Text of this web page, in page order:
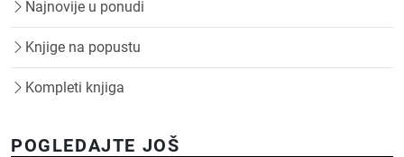
Najnovije u ponudi
Knjige na popustu
Kompleti knjiga
POGLEDAJTE JOŠ